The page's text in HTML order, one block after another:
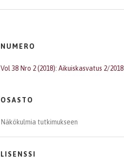
NUMERO
Vol 38 Nro 2 (2018): Aikuiskasvatus 2/2018
OSASTO
Näkökulmia tutkimukseen
LISENSSI